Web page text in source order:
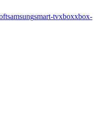
samsungsmart-tvxboxxbox-